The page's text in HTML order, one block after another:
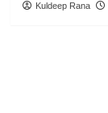
Kuldeep Rana